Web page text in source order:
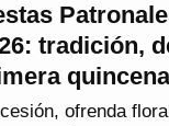
tradición,
ofrenda